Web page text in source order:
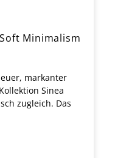
Minimalism
markanter
Sinea
zugleich. Das